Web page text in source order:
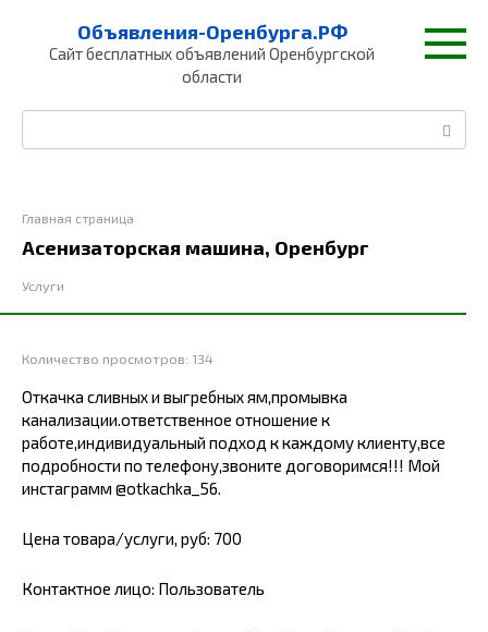
контенту
Объявления-Оренбурга.РФ
Сайт бесплатных объявлений Оренбургской
области
Главная страница
Асенизаторская машина, Оренбург
Услуги
Количество просмотров: 134
Откачка сливных и выгребных ям,промывка
канализации.ответственное отношение к
работе,индивидуальный подход к каждому клиенту,все
подробности по телефону,звоните договоримся!!! Мой
инстаграмм @otkachka_56.
Цена товара/услуги, руб: 700
Контактное лицо: Пользователь